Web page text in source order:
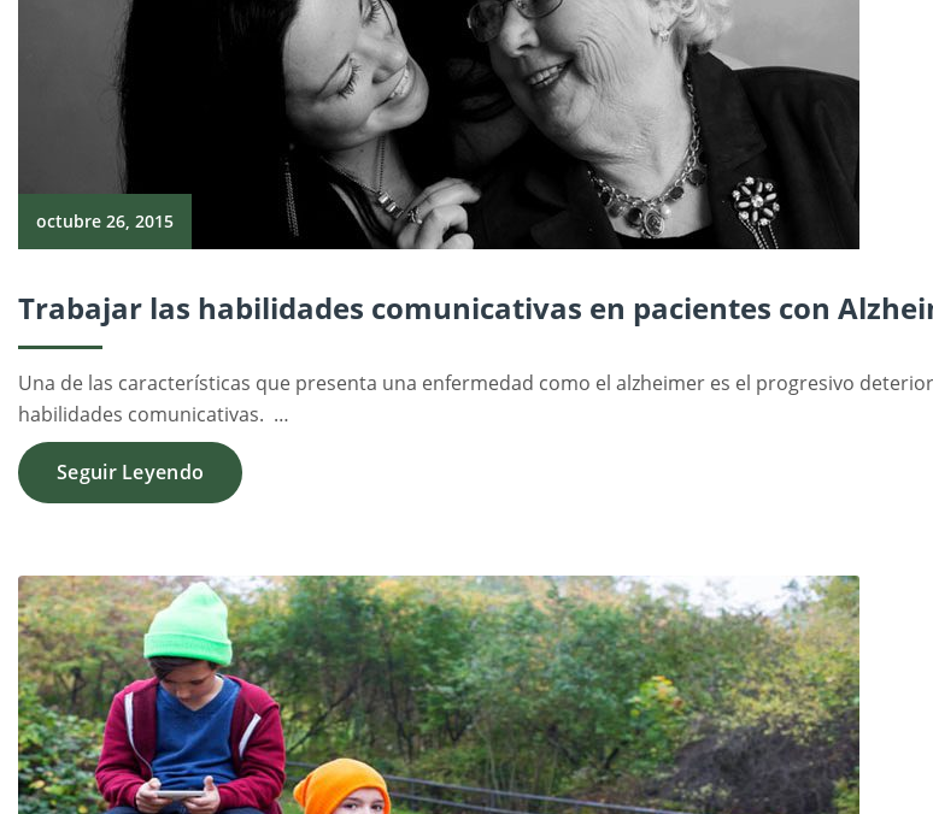
octubre 26, 2015
Trabajar las habilidades comunicativas en pacientes con
Una de las características que presenta una enfermedad como el alzheimer es el progresivo
habilidades comunicativas. …
Seguir Leyendo